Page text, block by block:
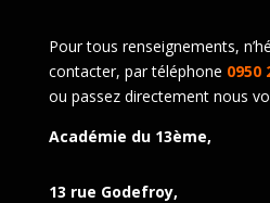
Pour tous renseignements,
contacter, par téléphone 0950
ou passez directement nous
Académie du 13ème,
13 rue Godefroy,